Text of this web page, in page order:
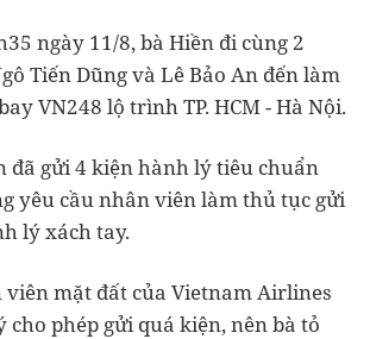
ngày 11/8, bà Hiền đi cùng 2
Tiến Dũng và Lê Bảo An đến làm
VN248 lộ trình TP. HCM - Hà Nội.
đã gửi 4 kiện hành lý tiêu chuẩn
yêu cầu nhân viên làm thủ tục gửi
lý xách tay.
mặt đất của Vietnam Airlines
cho phép gửi quá kiện, nên bà tỏ